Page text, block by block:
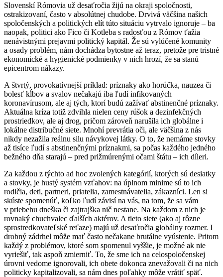
Slovenskí Rómovia už desaťročia žijú na okraji spoločnosti,
ostrakizovaní, často v absolútnej chudobe. Drvivá väčšina našich
spoločenských a politických elít túto situáciu vytrvalo ignoruje – ba
naopak, politici ako Fico či Kotleba s radosťou z Rómov ťažia
nenávistnými prejavmi politický kapitál. Že sú vylúčené komunity
a osady problém, nám dochádza bytostne až teraz, pretože pre tristné
ekonomické a hygienické podmienky v nich hrozí, že sa stanú
epicentrom nákazy.
A štvrtý, provokatívnejší príklad: príznaky ako horúčka, nauzea či
bolesť kĺbov a svalov nečakajú iba ľudí infikovaných
koronavírusom, ale aj tých, ktorí budú zažívať abstinenčné príznaky.
Aktuálna kríza totiž zdvihla nielen ceny rúšok a dezinfekčných
prostriedkov, ale aj drog, pričom zároveň narušila ich globálne i
lokálne distribučné siete. Mnohí prevrátia oči, ale väčšina z nás
nikdy nezažila reálnu silu návykovej látky. O to, že nemáme stovky
až tisíce ľudí s abstinenčnými príznakmi, sa počas každého jedného
bežného dňa starajú – pred prižmúrenými očami štátu – ich díleri.
Za každou z týchto ad hoc zvolených kategórií, ktorých sú desiatky
a stovky, je hustý systém vzťahov: na úplnom minime sú to ich
rodičia, deti, partneri, priatelia, zamestnávatelia, zákazníci. Len si
skúste spomenúť, koľko ľudí závisí na vás, na tom, že sa vám
v priebehu dneška či zajtrajška nič nestane. Na každom z nich je
rovnaký chuchvalec ďalších aktérov. A tieto siete (ako aj rôzne
sprostredkovateľské reťaze) majú už desaťročia globálny rozmer. I
drobný zádrhel môže mať často nečakane brutálne vyústenie. Pritom
každý z problémov, ktoré som spomenul vyššie, je možné ak nie
vyriešiť, tak aspoň zmierniť. To, že sme ich na celospoločenskej
úrovni vedome ignorovali, ich obete dokonca znevažovali či na nich
politicky kapitalizovali, sa nám dnes poľahky môže vrátiť späť.